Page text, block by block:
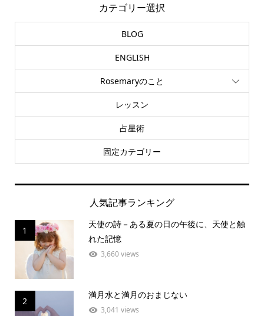
カテゴリー選択
BLOG
ENGLISH
Rosemaryのこと
レッスン
占星術
固定カテゴリー
人気記事ランキング
1
天使の詩－ある夏の日の午後に、天使と触
れた記憶
3,660 views
2
満月水と満月のおまじない
3,041 views